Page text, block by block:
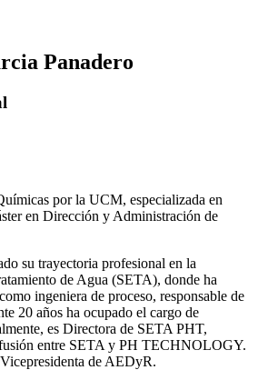
Panadero
por la UCM, especializada en
en Dirección y Administración de
su trayectoria profesional en la
de Agua (SETA), donde ha
ingeniera de proceso, responsable de
20 años ha ocupado el cargo de
es Directora de SETA PHT,
fusión entre SETA y PH TECHNOLOGY.
de AEDyR.